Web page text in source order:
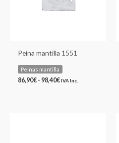
Peina mantilla 1551
Peinas mantilla
86,90€ - 98,40€ IVA Inc.